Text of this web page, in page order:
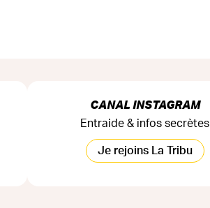
CANAL INSTAGRAM
Entraide & infos secrètes
Je rejoins La Tribu